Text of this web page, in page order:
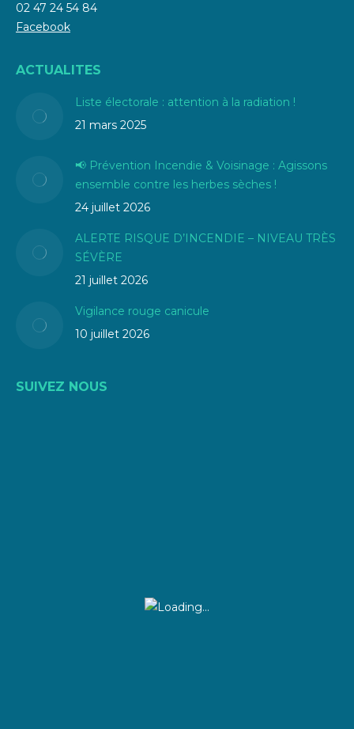
02 47 24 54 84
Facebook
ACTUALITES
Liste électorale : attention à la radiation !
21 mars 2025
📢 Prévention Incendie & Voisinage : Agissons
ensemble contre les herbes sèches !
24 juillet 2026
ALERTE RISQUE D’INCENDIE – NIVEAU TRÈS
SÉVÈRE
21 juillet 2026
Vigilance rouge canicule
10 juillet 2026
SUIVEZ NOUS